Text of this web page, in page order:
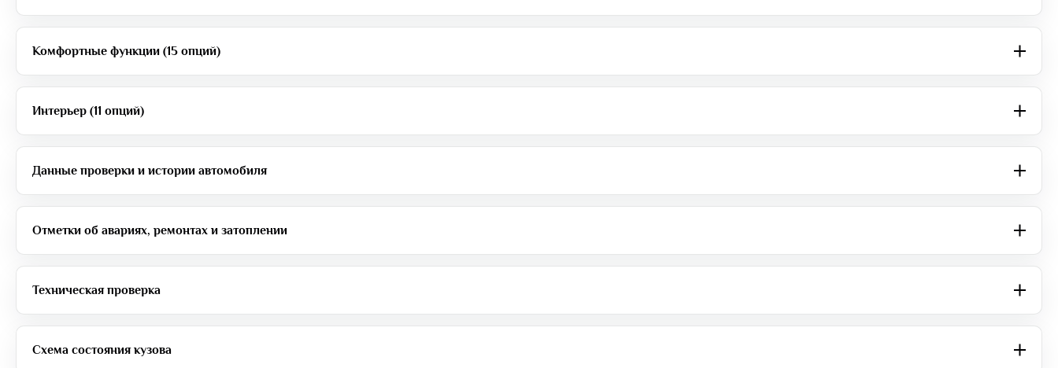
Комфортные функции (15 опций)
Интерьер (11 опций)
Данные проверки и истории автомобиля
Отметки об авариях, ремонтах и затоплении
Техническая проверка
Схема состояния кузова